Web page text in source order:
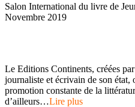
Salon International du livre de
Novembre 2019
Le Editions Continents, créées
journaliste et écrivain de son
promotion constante de la
d’ailleurs…Lire plus